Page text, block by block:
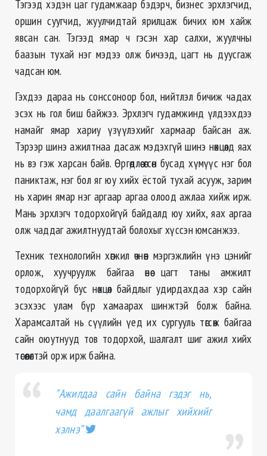
Тэгээд хэдэн цаг гудамжаар бэдэрч, бизнес эрхлэгчид,
оршин суугчид, жуулчидтай ярилцаж бичих юм хайж
явсан сан. Тэгээд ямар ч гэсэн хар салхи, жуулчны
баазын тухай нэг мэдээ олж бичээд, цагт нь дуусгаж
чадсан юм.
Гэхдээ дараа нь сонссоноор бол, нийтлэл бичиж чадах
эсэх нь гол биш байжээ. Эрхлэгч гудамжинд үлдээхдээ
намайг ямар хариу үзүүлэхийг хармаар байсан аж.
Тэрээр шинэ ажилтнаа дасаж мэдэхгүй шинэ нөхцөлд яах
нь вэ гэж харсан байв. Өргөдлөө өгсөн бусад хүмүүс нэг бол
паниктаж, нэг бол яг юу хийх ёстой тухай асууж, зарим
нь харин ямар нэг аргаар аргаа олоод ажлаа хийж ирж.
Мань эрхлэгч тодорхойгүй байдалд юу хийх, яах аргаа
олж чаддаг ажилтнуудтай болохыг хүссэн юмсанжээ.
Техник технологийн хөгжил өчнөөн мэргэжлийн үнэ цэнийг
орлож, хуучруулж байгаа өнөө цагт таны амжилт
тодорхойгүй бус нөхцөл байдлыг удирдахдаа хэр сайн
эсэхээс улам бүр хамаарах шинжтэй болж байна.
Харамсалтай нь сүүлийн үед их сургууль төгсөж байгаа
сайн оюутнууд тов тодорхой, шалгалт шиг ажил хийх
төсөөлөлтэй орж ирж байна.
"Ажилдаа сайн байна гэдэг нь,
чамд даалгаагүй ажлыг хийхийг
хэлнэ”